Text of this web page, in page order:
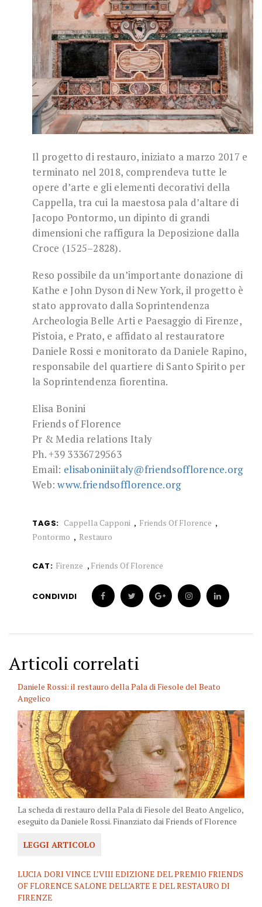
Il progetto di restauro, iniziato a marzo 2017 e
terminato nel 2018, comprendeva tutte le
opere d’arte e gli elementi decorativi della
Cappella, tra cui la maestosa pala d’altare di
Jacopo Pontormo, un dipinto di grandi
dimensioni che raffigura la Deposizione dalla
Croce (1525–2828).
Reso possibile da un’importante donazione di
Kathe e John Dyson di New York, il progetto è
stato approvato dalla Soprintendenza
Archeologia Belle Arti e Paesaggio di Firenze,
Pistoia, e Prato, e affidato al restauratore
Daniele Rossi e monitorato da Daniele Rapino,
responsabile del quartiere di Santo Spirito per
la Soprintendenza fiorentina.
Elisa Bonini
Friends of Florence
Pr & Media relations Italy
Ph. +39 3336729563
Email: elisaboniniitaly@friendsofflorence.org
Web:www.friendsofflorence.org
TAGS: Cappella Capponi
Friends Of Florence
Pontormo
Restauro
CAT: Firenze , Friends Of Florence
CONDIVIDI
Articoli correlati
Daniele Rossi: il restauro della Pala di Fiesole del Beato
Angelico
La scheda di restauro della Pala di Fiesole del Beato Angelico,
eseguito da Daniele Rossi. Finanziato dai Friends of Florence
LEGGI ARTICOLO
LUCIA DORI VINCE L’VIII EDIZIONE DEL PREMIO FRIENDS
OF FLORENCE SALONE DELL’ARTE E DEL RESTAURO DI
FIRENZE